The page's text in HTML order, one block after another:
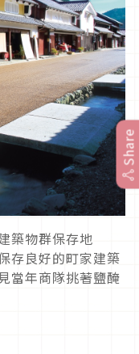
築物群保存地
存良好的町家建築
當年商隊挑著鹽醃
Share